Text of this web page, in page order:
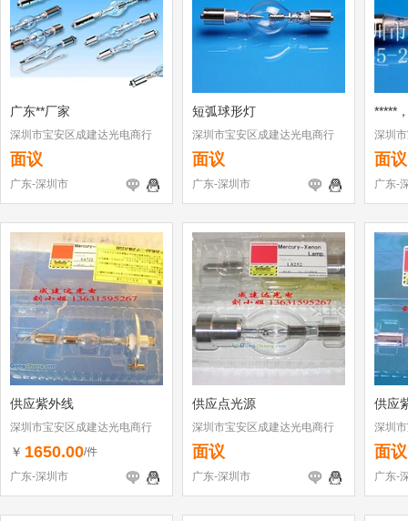
广东**厂家
深圳市宝安区成建达光电商行
面议
广东-深圳市
短弧球形灯
深圳市宝安区成建达光电商行
面议
广东-深圳市
*****
深圳
面议
广东-
供应紫外线
深圳市宝安区成建达光电商行
￥ 1650.00/件
广东-深圳市
供应点光源
深圳市宝安区成建达光电商行
面议
广东-深圳市
供应
深圳
面议
广东-